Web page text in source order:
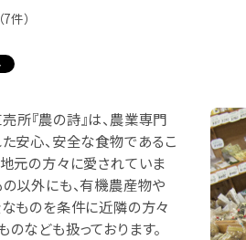
（7件）
『農の詩』は、農業専門
安心、安全な食物であるこ
元の方々に愛されていま
以外にも、有機農産物や
ものを条件に近隣の方々
なども扱っております。